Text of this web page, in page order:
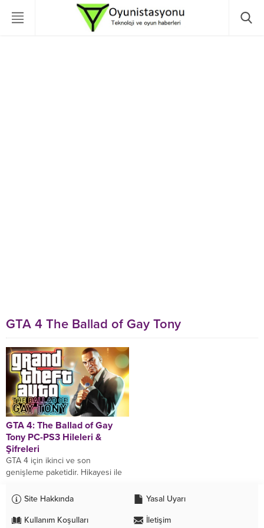
GTA 4 The Ballad of Gay Tony
GTA 4: The Ballad of Gay
Tony PC-PS3 Hileleri &
Şifreleri
GTA 4 için ikinci ve son
genişleme paketidir. Hikayesi ile
geçireceğimiz bu dlc de sizler
Site Hakkında Yasal Uyarı
Kullanım Koşulları İletişim